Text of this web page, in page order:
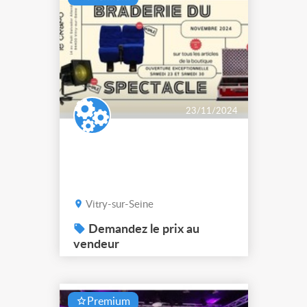
travaux de rénovat...
23/11/2024
Vitry-sur-Seine
Demandez le prix au
vendeur
Premium